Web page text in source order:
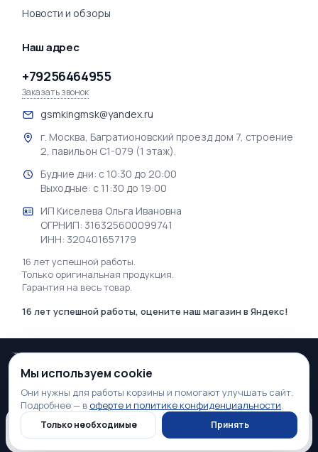
Нет в наличии
59 900 ₽ Нет в наличии
Новости и обзоры
Наш адрес
+79256464955
Заказать звонок
gsmkingmsk@yandex.ru
г. Москва, Багратионовский проезд дом 7, строение
2, павильон С1-079 (1 этаж).
Будние дни: с 10:30 до 20:00
Выходные: с 11:30 до 19:00
ИП Киселева Ольга Ивановна
ОГРНИП: 316325600099741
ИНН: 320401657179
16 лет успешной работы.
Только оригинальная продукция.
Гарантия на весь товар.
16 лет успешной работы, оцените наш магазин в Яндекс!
2026 © GSM♕KING | Интернет-магазин электроники в Москве
Информация, касающаяся технических характеристик, свойств, наличия и
стоимости товара, а также условий оказания услуг, носит информационный
характер и ни при каких условиях не является публичной офертой,
определяемой положениями п. 2 Статьи 437 Гражданского кодекса РФ.
Мы используем cookie
Они нужны для работы корзины и помогают улучшать сайт.
Подробнее — в оферте и политике конфиденциальности.
Только необходимые Принять